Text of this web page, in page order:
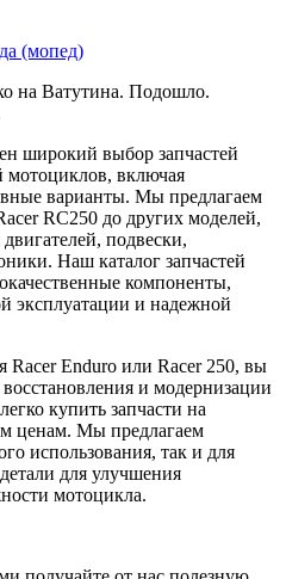
(мопед)
на Ватутина. Подошло.
широкий выбор запчастей
мотоциклов, включая
варианты. Мы предлагаем
RC250 до других моделей,
подвески,
Наш каталог запчастей
компоненты,
эксплуатации и надежной
Racer Enduro или Racer 250, вы
и модернизации
купить запчасти на
ценам. Мы предлагаем
использования, так и для
для улучшения
мотоцикла.